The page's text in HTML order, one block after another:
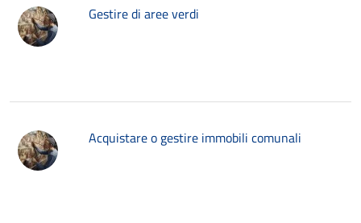
Gestire di aree verdi
Acquistare o gestire immobili comunali